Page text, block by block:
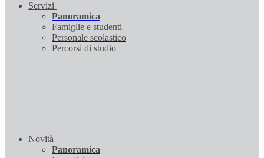
Servizi
Panoramica
Famiglie e studenti
Personale scolastico
Percorsi di studio
Novità
Panoramica